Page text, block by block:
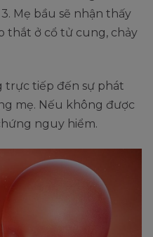
Mẹ bầu sẽ nhận thấy
thắt ở cổ tử cung, chảy
trực tiếp đến sự phát
mẹ. Nếu không được
nguy hiểm.